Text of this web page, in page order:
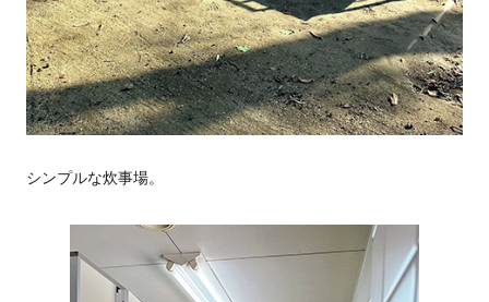
シンプルな炊事場。